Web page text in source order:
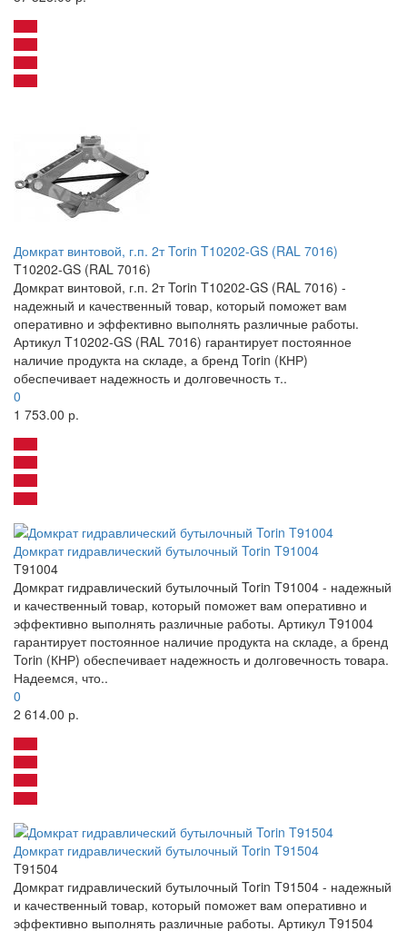
Домкрат винтовой, г.п. 2т Torin T10202-GS (RAL 7016)
T10202-GS (RAL 7016)
Домкрат винтовой, г.п. 2т Torin T10202-GS (RAL 7016) -
надежный и качественный товар, который поможет вам
оперативно и эффективно выполнять различные работы.
Артикул T10202-GS (RAL 7016) гарантирует постоянное
наличие продукта на складе, а бренд Torin (КНР)
обеспечивает надежность и долговечность т..
0
1 753.00 р.
Домкрат гидравлический бутылочный Torin T91004
T91004
Домкрат гидравлический бутылочный Torin T91004 - надежный
и качественный товар, который поможет вам оперативно и
эффективно выполнять различные работы. Артикул T91004
гарантирует постоянное наличие продукта на складе, а бренд
Torin (КНР) обеспечивает надежность и долговечность товара.
Надеемся, что..
0
2 614.00 р.
Домкрат гидравлический бутылочный Torin T91504
T91504
Домкрат гидравлический бутылочный Torin T91504 - надежный
и качественный товар, который поможет вам оперативно и
эффективно выполнять различные работы. Артикул T91504